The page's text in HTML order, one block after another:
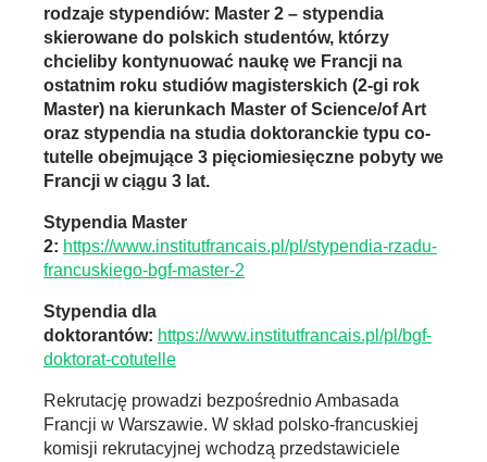
rodzaje stypendiów: Master 2 – stypendia
skierowane do polskich studentów, którzy
chcieliby kontynuować naukę we Francji na
ostatnim roku studiów magisterskich (2-gi rok
Master) na kierunkach Master of Science/of Art
oraz stypendia na studia doktoranckie typu co-
tutelle obejmujące 3 pięciomiesięczne pobyty we
Francji w ciągu 3 lat.
Stypendia Master
2: https://www.institutfrancais.pl/pl/stypendia-rzadu-
francuskiego-bgf-master-2
Stypendia dla
doktorantów: https://www.institutfrancais.pl/pl/bgf-
doktorat-cotutelle
Rekrutację prowadzi bezpośrednio Ambasada
Francji w Warszawie. W skład polsko-francuskiej
komisji rekrutacyjnej wchodzą przedstawiciele